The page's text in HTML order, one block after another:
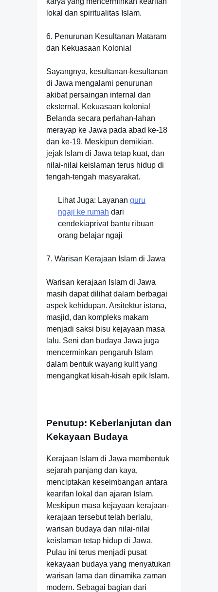
lokal dan spiritualitas Islam.
6. Penurunan Kesultanan Mataram
dan Kekuasaan Kolonial
Sayangnya, kesultanan-kesultanan
di Jawa mengalami penurunan
akibat persaingan internal dan
eksternal. Kekuasaan kolonial
Belanda secara perlahan-lahan
merayap ke Jawa pada abad ke-18
dan ke-19. Meskipun demikian,
jejak Islam di Jawa tetap kuat, dan
nilai-nilai keislaman terus hidup di
tengah-tengah masyarakat.
Lihat Juga: Layanan guru
ngaji ke rumah dari
cendekiaprivat bantu ribuan
orang belajar ngaji
7. Warisan Kerajaan Islam di Jawa
Warisan kerajaan Islam di Jawa
masih dapat dilihat dalam berbagai
aspek kehidupan. Arsitektur istana,
masjid, dan kompleks makam
menjadi saksi bisu kejayaan masa
lalu. Seni dan budaya Jawa juga
mencerminkan pengaruh Islam
dalam bentuk wayang kulit yang
mengangkat kisah-kisah epik Islam.
Penutup: Keberlanjutan dan
Kekayaan Budaya
Kerajaan Islam di Jawa membentuk
sejarah panjang dan kaya,
menciptakan keseimbangan antara
kearifan lokal dan ajaran Islam.
Meskipun masa kejayaan kerajaan-
kerajaan tersebut telah berlalu,
warisan budaya dan nilai-nilai
keislaman tetap hidup di Jawa.
Pulau ini terus menjadi pusat
kekayaan budaya yang menyatukan
warisan lama dan dinamika zaman
modern. Sebagai bagian dari